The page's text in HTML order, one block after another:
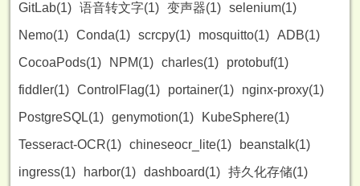
GitLab(1) 语音转文字(1) 变声器(1) selenium(1)
Nemo(1) Conda(1) scrcpy(1) mosquitto(1) ADB(1)
CocoaPods(1)
NPM(1) charles(1)
protobuf(1)
fiddler(1) ControlFlag(1) portainer(1)
nginx-proxy(1)
PostgreSQL(1) genymotion(1)
KubeSphere(1)
Tesseract-OCR(1) chineseocr_lite(1)
beanstalk(1)
ingress(1)
harbor(1) dashboard(1) 持久化存储(1)